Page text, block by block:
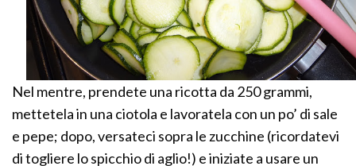
Nel mentre, prendete una ricotta da 250 grammi,
mettetela in una ciotola e lavoratela con un po’ di sale
e pepe; dopo, versateci sopra le zucchine (ricordatevi
di togliere lo spicchio di aglio!) e iniziate a usare un